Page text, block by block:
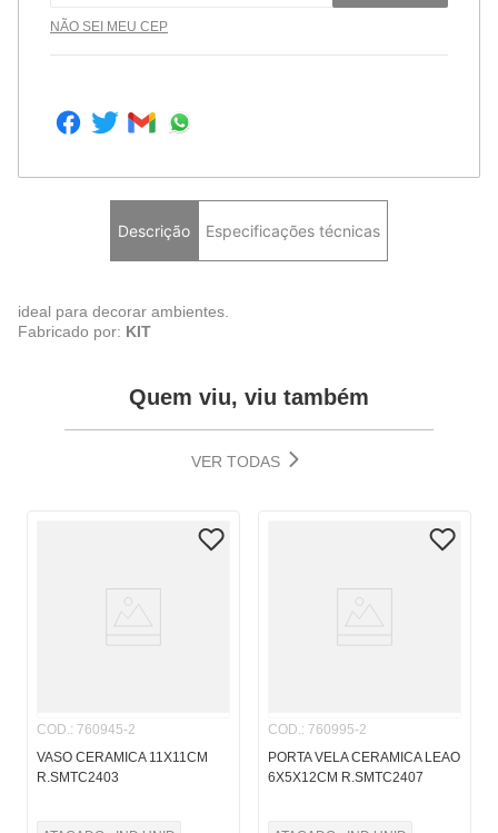
NÃO SEI MEU CEP
Descrição Especificações técnicas
ideal para decorar ambientes.
Fabricado por: KIT
Quem viu, viu também
VER TODAS
COD.: 760945-2
VASO CERAMICA 11X11CM
R.SMTC2403
COD.: 760995-2
PORTA VELA CERAMICA LEAO
6X5X12CM R.SMTC2407